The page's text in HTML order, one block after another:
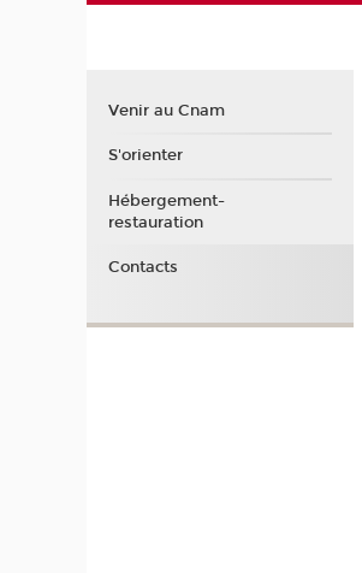
Venir au Cnam
S'orienter
Hébergement-
restauration
Contacts